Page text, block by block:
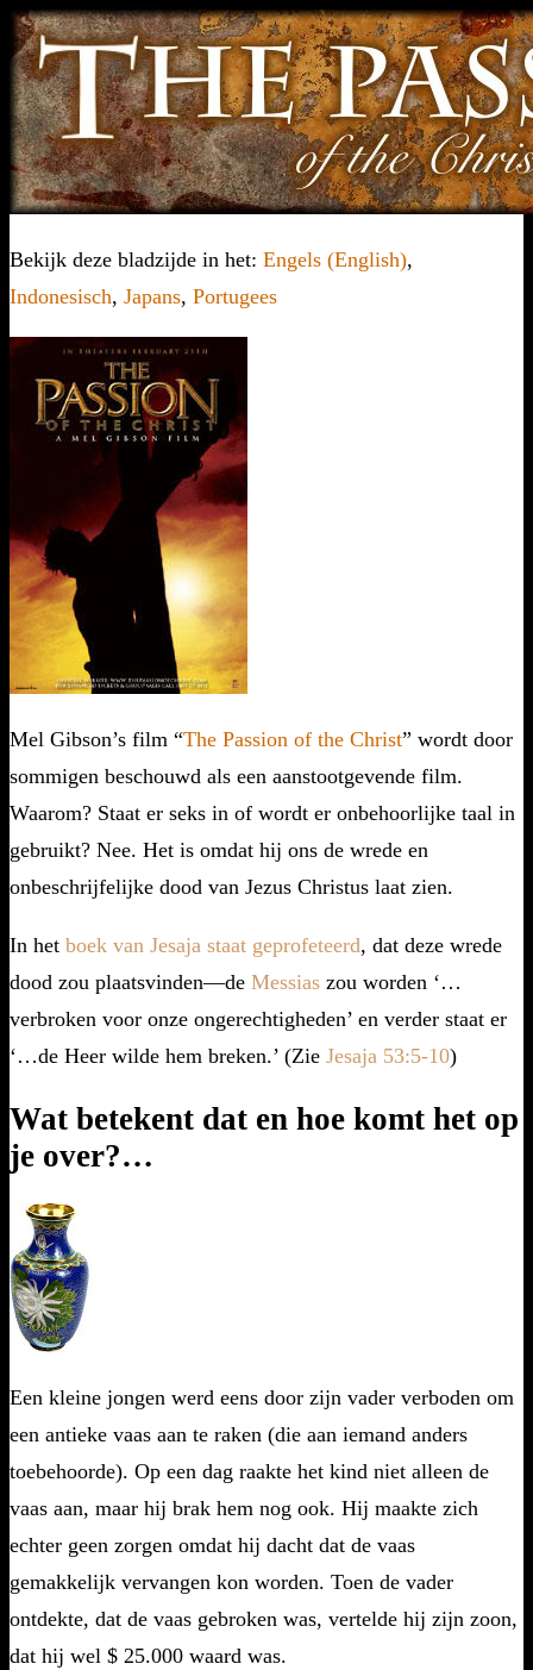
Bekijk deze bladzijde in het: Engels (English),
Indonesisch, Japans, Portugees
Mel Gibson’s film “The Passion of the Christ” wordt door
sommigen beschouwd als een aanstootgevende film.
Waarom? Staat er seks in of wordt er onbehoorlijke taal in
gebruikt? Nee. Het is omdat hij ons de wrede en
onbeschrijfelijke dood van Jezus Christus laat zien.
In het boek van Jesaja staat geprofeteerd, dat deze wrede
dood zou plaatsvinden—de Messias zou worden ‘…
verbroken voor onze ongerechtigheden’ en verder staat er
‘…de Heer wilde hem breken.’ (Zie Jesaja 53:5-10)
Wat betekent dat en hoe komt het op
je over?…
Een kleine jongen werd eens door zijn vader verboden om
een antieke vaas aan te raken (die aan iemand anders
toebehoorde). Op een dag raakte het kind niet alleen de
vaas aan, maar hij brak hem nog ook. Hij maakte zich
echter geen zorgen omdat hij dacht dat de vaas
gemakkelijk vervangen kon worden. Toen de vader
ontdekte, dat de vaas gebroken was, vertelde hij zijn zoon,
dat hij wel $ 25.000 waard was.